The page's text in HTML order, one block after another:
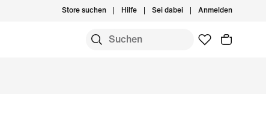
Store suchen Hilfe Sei dabei Anmelden